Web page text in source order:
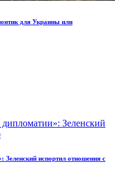
для Украины или
испортил отношения с